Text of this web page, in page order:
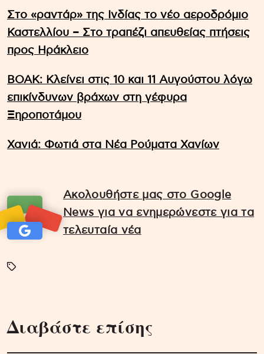
Στο «ραντάρ» της Ινδίας το νέο αεροδρόμιο
Καστελλίου – Στο τραπέζι απευθείας πτήσεις
προς Ηράκλειο
ΒΟΑΚ: Κλείνει στις 10 και 11 Αυγούστου λόγω
επικίνδυνων βράχων στη γέφυρα
Ξηροποτάμου
Χανιά: Φωτιά στα Νέα Ρούματα Χανίων
Ακολουθήστε μας στο Google
News για να ενημερώνεστε για τα
τελευταία νέα
Διαβάστε επίσης